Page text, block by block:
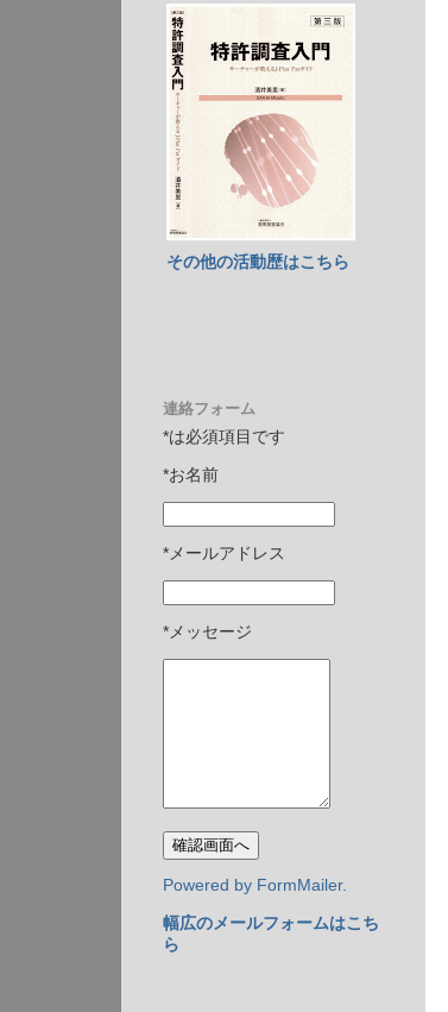
その他の活動歴はこちら
連絡フォーム
*は必須項目です
*お名前
*メールアドレス
*メッセージ
Powered by FormMailer.
幅広のメールフォームはこち
ら